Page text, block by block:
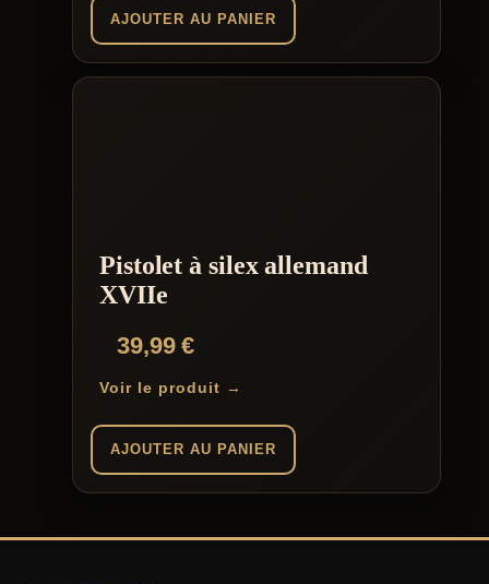
AJOUTER AU PANIER
Pistolet à silex allemand
XVIIe
39,99€
Voir le produit →
AJOUTER AU PANIER